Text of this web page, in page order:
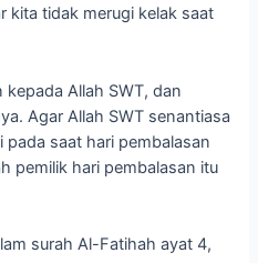
kita tidak merugi kelak saat
Allah SWT, dan
Agar Allah SWT senantiasa
saat hari pembalasan
pemilik hari pembalasan itu
surah Al-Fatihah ayat 4,